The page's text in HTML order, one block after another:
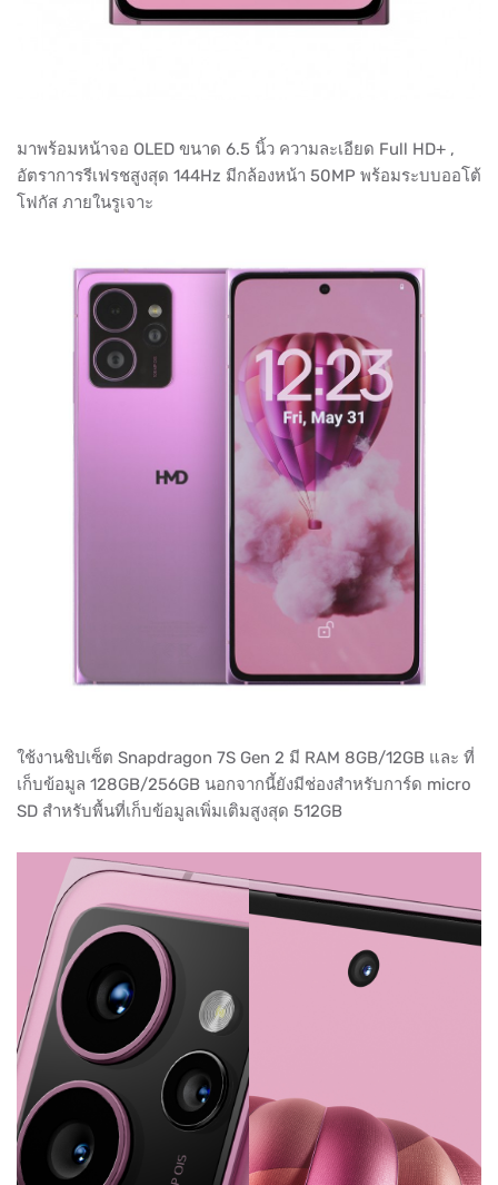
มาพร้อมหน้าจอ OLED ขนาด 6.5 นิ้ว ความละเอียด Full HD+ ,
อัตราการรีเฟรชสูงสุด 144Hz มีกล้องหน้า 50MP พร้อมระบบออโต้
โฟกัส ภายในรูเจาะ
ใช้งานชิปเซ็ต Snapdragon 7S Gen 2 มี RAM 8GB/12GB และ ที่
เก็บข้อมูล 128GB/256GB นอกจากนี้ยังมีช่องสำหรับการ์ด micro
SD สำหรับพื้นที่เก็บข้อมูลเพิ่มเติมสูงสุด 512GB